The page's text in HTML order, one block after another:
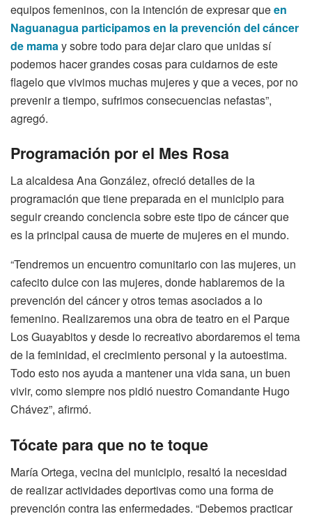
equipos femeninos, con la intención de expresar queen
Naguanagua participamos en la prevención del cáncer
de mamay sobre todo para dejar claro que unidas sí
podemos hacer grandes cosas para cuidarnos de este
flagelo que vivimos muchas mujeres y que a veces, por no
prevenir a tiempo, sufrimos consecuencias nefastas”,
agregó.
Programación por el Mes Rosa
La alcaldesa Ana González, ofreció detalles de la
programación que tiene preparada en el municipio para
seguir creando conciencia sobre este tipo de cáncer que
es la principal causa de muerte de mujeres en el mundo.
“Tendremos un encuentro comunitario con las mujeres, un
cafecito dulce con las mujeres, donde hablaremos de la
prevención del cáncer y otros temas asociados a lo
femenino. Realizaremos una obra de teatro en el Parque
Los Guayabitos y desde lo recreativo abordaremos el tema
de la feminidad, el crecimiento personal y la autoestima.
Todo esto nos ayuda a mantener una vida sana, un buen
vivir, como siempre nos pidió nuestro Comandante Hugo
Chávez”, afirmó.
Tócate para que no te toque
María Ortega, vecina del municipio, resaltó la necesidad
de realizar actividades deportivas como una forma de
prevención contra las enfermedades. “Debemos practicar